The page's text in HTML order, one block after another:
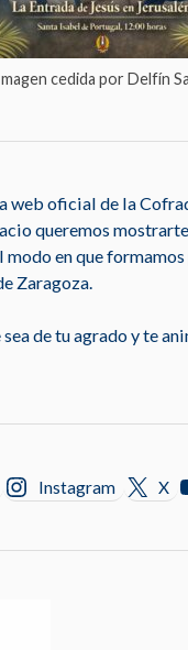
cedida por Delfín
web oficial de la
queremos
en que
Zaragoza.
sea de tu agrado y te
Instagram X